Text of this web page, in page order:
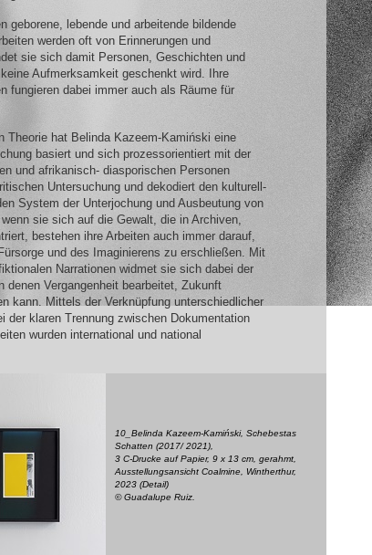
geborene, lebende und arbeitende bildende
werden oft von Erinnerungen und
sie sich damit Personen, Geschichten und
Aufmerksamkeit geschenkt wird. Ihre
fungieren dabei immer auch als Räume für
Theorie hat Belinda Kazeem-Kamiński eine
basiert und sich prozessorientiert mit der
und afrikanisch- diasporischen Personen
Untersuchung und dekodiert den kulturell-
System der Unterjochung und Ausbeutung von
sie sich auf die Gewalt, die in Archiven,
bestehen ihre Arbeiten auch immer darauf,
und des Imaginierens zu erschließen. Mit
Narrationen widmet sie sich dabei der
Vergangenheit bearbeitet, Zukunft
kann. Mittels der Verknüpfung unterschiedlicher
der klaren Trennung zwischen Dokumentation
wurden international und national
10_Belinda Kazeem-Kamiński, Schebestas
Schatten (2017/ 2021),
3 C-Drucke auf Papier, 9 x 13 cm, gerahmt,
Ausstellungsansicht Coalmine, Wintherthur,
2023 (Detail)
© Guadalupe Ruiz.